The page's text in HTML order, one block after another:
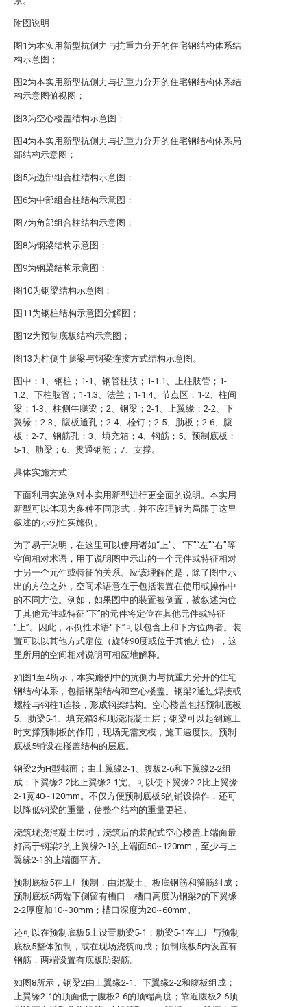
附图说明
图1为本实用新型抗侧力与抗重力分开的住宅钢结构体系结
构示意图；
图2为本实用新型抗侧力与抗重力分开的住宅钢结构体系结
构示意图俯视图；
图3为空心楼盖结构示意图；
图4为本实用新型抗侧力与抗重力分开的住宅钢结构体系局
部结构示意图；
图5为边部组合柱结构示意图；
图6为中部组合柱结构示意图；
图7为角部组合柱结构示意图；
图8为钢梁结构示意图；
图9为钢梁结构示意图；
图10为钢梁结构示意图；
图11为钢柱结构示意图分解图；
图12为预制底板结构示意图；
图13为柱侧牛腿梁与钢梁连接方式结构示意图。
图中：1、钢柱；1-1、钢管柱肢；1-1.1、上柱肢管；1-
1.2、下柱肢管；1-1.3、法兰；1-1.4、节点区；1-2、柱间
梁；1-3、柱侧牛腿梁；2、钢梁；2-1、上翼缘；2-2、下
翼缘；2-3、腹板通孔；2-4、栓钉；2-5、肋板；2-6、腹
板；2-7、钢筋孔；3、填充箱；4、钢筋；5、预制底板；
5-1、肋梁；6、贯通钢筋；7、支撑。
具体实施方式
下面利用实施例对本实用新型进行更全面的说明。本实用
新型可以体现为多种不同形式，并不应理解为局限于这里
叙述的示例性实施例。
为了易于说明，在这里可以使用诸如“上”、“下”“左”“右”等
空间相对术语，用于说明图中示出的一个元件或特征相对
于另一个元件或特征的关系。应该理解的是，除了图中示
出的方位之外，空间术语意在于包括装置在使用或操作中
的不同方位。例如，如果图中的装置被倒置，被叙述为位
于其他元件或特征“下”的元件将定位在其他元件或特征
“上”。因此，示例性术语“下”可以包含上和下方位两者。装
置可以以其他方式定位（旋转90度或位于其他方位），这
里所用的空间相对说明可相应地解释。
如图1至4所示，本实施例中的抗侧力与抗重力分开的住宅
钢结构体系，包括钢架结构和空心楼盖。钢梁2通过焊接或
螺栓与钢柱1连接，形成钢架结构。空心楼盖包括预制底板
5、肋梁5-1、填充箱3和现浇混凝土层；钢梁可以起到施工
时支撑预制板的作用，现场无需支模，施工速度快。预制
底板5铺设在楼盖结构的层底。
钢梁2为H型截面；由上翼缘2-1、腹板2-6和下翼缘2-2组
成；下翼缘2-2比上翼缘2-1宽。可以使下翼缘2-2比上翼缘
2-1宽40~120mm。不仅方便预制底板5的铺设操作，还可
以降低钢梁的重量，使整个结构的重量更轻。
浇筑现浇混凝土层时，浇筑后的装配式空心楼盖上端面最
好高于钢梁2的上翼缘2-1的上端面50~120mm，至少与上
翼缘2-1的上端面平齐。
预制底板5在工厂预制，由混凝土、板底钢筋和箍筋组成；
预制底板5两端下侧留有槽口，槽口高度为钢梁2的下翼缘
2-2厚度加10~30mm；槽口深度为20~60mm。
还可以在预制底板5上设置肋梁5-1；肋梁5-1在工厂与预制
底板5整体预制，或在现场浇筑而成；预制底板5内设置有
钢筋，两端设置有底板防裂筋。
如图8所示，钢梁2由上翼缘2-1、下翼缘2-2和腹板组成；
上翼缘2-1的顶面低于腹板2-6的顶端高度；靠近腹板2-6顶